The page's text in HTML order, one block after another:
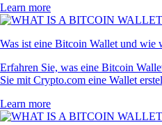
Learn more
Was ist eine Bitcoin Wallet und wie
Erfahren Sie, was eine Bitcoin
Sie mit Crypto.com eine Wallet
Learn more